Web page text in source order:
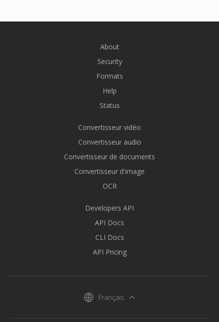
About
Security
Formats
Help
Status
Convertisseur vidéo
Convertisseur audio
Convertisseur de documents
Convertisseur d'image
OCR
Developers API
API Docs
CLI Docs
API Pricing
Français